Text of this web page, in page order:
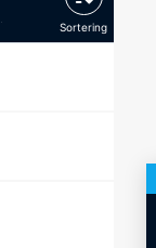
Sortering